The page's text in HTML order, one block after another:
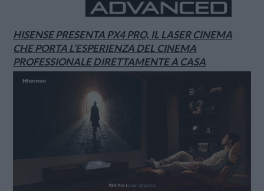
HISENSE PRESENTA PX4 PRO, IL LASER CINEMA
CHE PORTA L’ESPERIENZA DEL CINEMA
PROFESSIONALE DIRETTAMENTE A CASA